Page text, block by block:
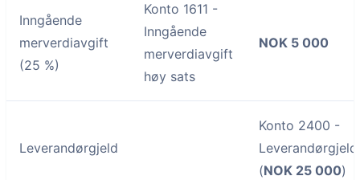
Inngående
merverdiavgift
(25 %)
Konto 1611 -
Inngående
merverdiavgift
høy sats
NOK 5 000
Leverandørgjeld
Konto 2400 -
Leverandørgjeld
(NOK 25 000)